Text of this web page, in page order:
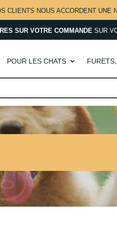
CLIENTS NOUS ACCORDENT UNE
SUR VOTRE COMMANDESUR
POUR LES CHATS